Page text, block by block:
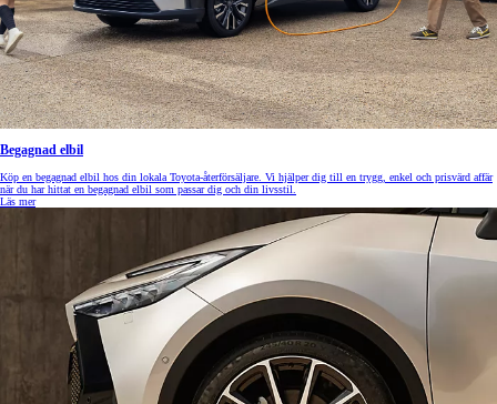
Begagnad elbil
Köp en begagnad elbil hos din lokala Toyota-återförsäljare. Vi hjälper dig till en trygg, enkel och prisvärd affär
när du har hittat en begagnad elbil som passar dig och din livsstil.
Läs mer